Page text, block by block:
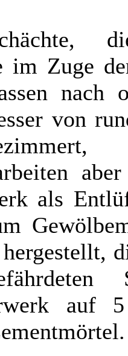
im Zuge
nach
von
als
auf